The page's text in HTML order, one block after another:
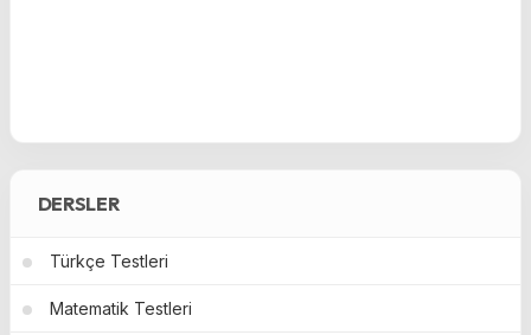
DERSLER
Türkçe Testleri
Matematik Testleri